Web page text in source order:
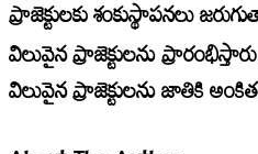
ప్రాజెక్టులకు శంకుస్థాపనలు
విలువైన ప్రాజెక్టులను
విలువైన ప్రాజెక్టులను జాతికి